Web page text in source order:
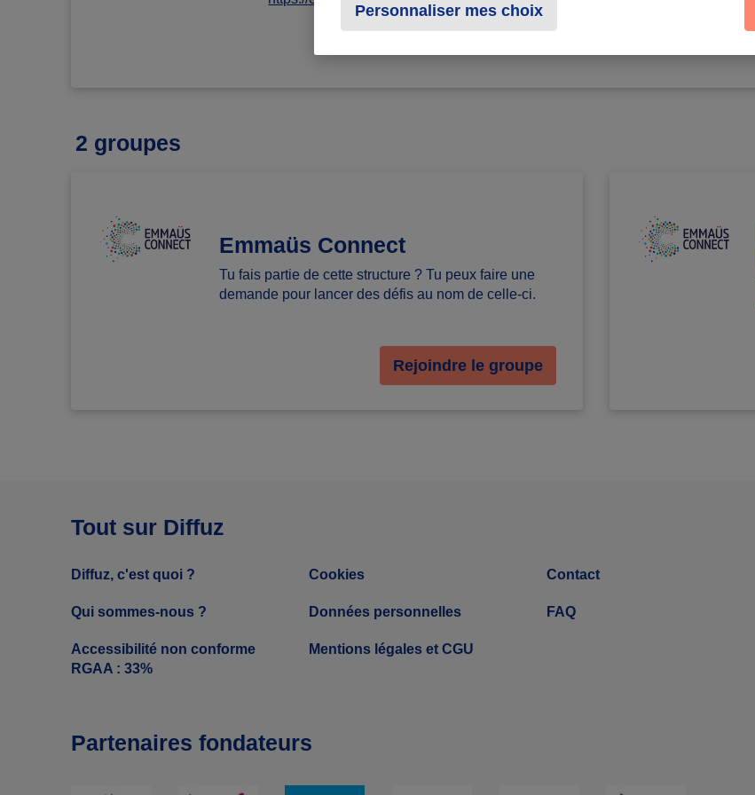
2 groupes
Emmaüs Connect
Tu fais partie de cette structure ? Tu peux faire une
demande pour lancer des défis au nom de celle-ci.
Rejoindre le groupe
Tout sur Diffuz
Diffuz, c'est quoi ?
Qui sommes-nous ?
Accessibilité non conforme
RGAA : 33%
Cookies
Données personnelles
Mentions légales et CGU
Contact
FAQ
Partenaires fondateurs
Personnaliser mes choix